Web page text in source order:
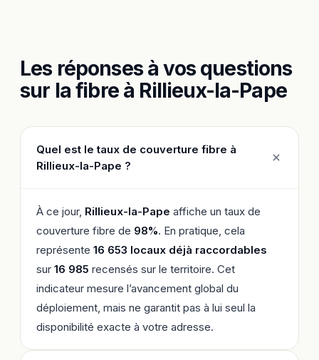
Les réponses à vos questions
sur la fibre à Rillieux-la-Pape
Quel est le taux de couverture fibre à
Rillieux-la-Pape ?
À ce jour, Rillieux-la-Pape affiche un taux de
couverture fibre de 98%. En pratique, cela
représente 16 653 locaux déjà raccordables
sur 16 985 recensés sur le territoire. Cet
indicateur mesure l’avancement global du
déploiement, mais ne garantit pas à lui seul la
disponibilité exacte à votre adresse.